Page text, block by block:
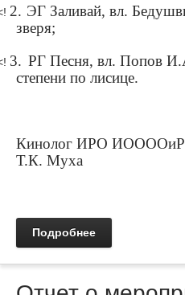
2. ЭГ Заливай, вл.
зверя;
3. РГ Песня, вл. Попов
степени по лисице.
Кинолог
Т.К. Муха
Подробнее